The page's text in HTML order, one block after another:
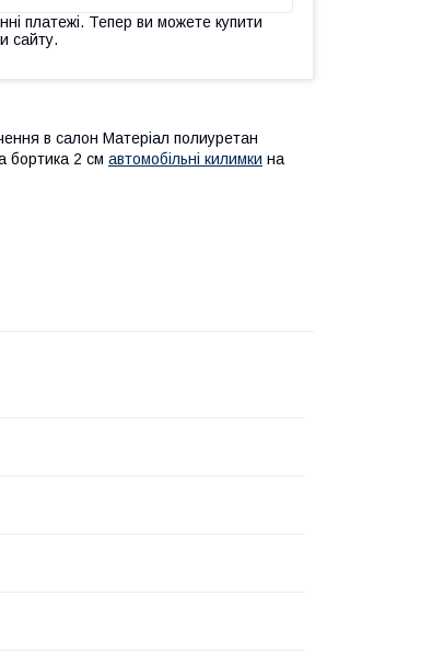
платежі. Тепер ви можете купити
сайту.
в салон Матеріал полиуретан
бортика 2 см автомобільні килимки на